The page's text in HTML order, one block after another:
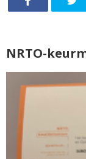
NRTO-